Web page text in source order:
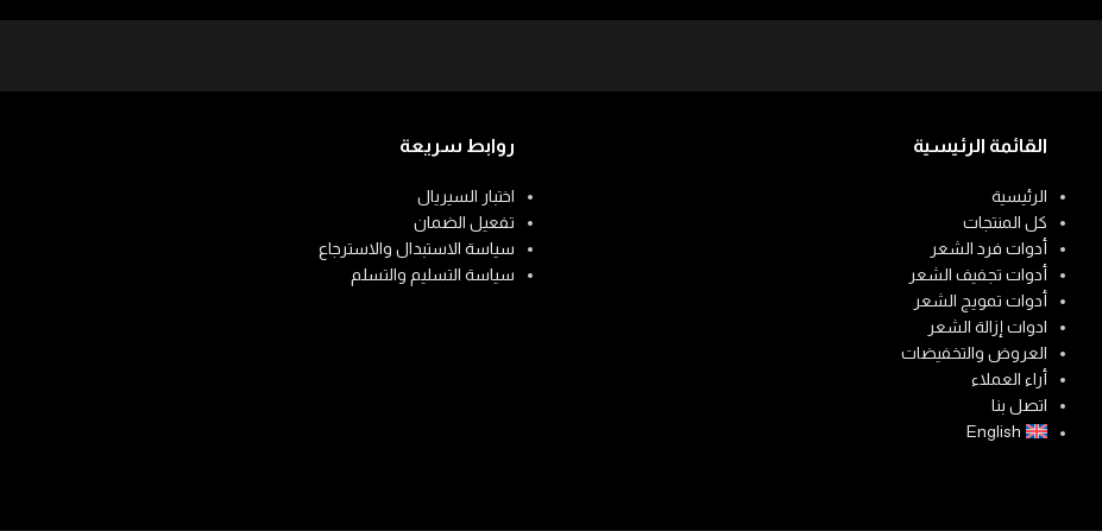
روابط سريعة
اختبار السيريال
تفعيل الضمان
سياسة الاستبدال والاسترجاع
سياسة التسليم والتسلم
القائمة الرئيسية
الرئيسية
كل المنتجات
أدوات فرد الشعر
أدوات تجفيف الشعر
أدوات تمويج الشعر
ادوات إزالة الشعر
العروض والتخفيضات
أراء العملاء
اتصل بنا
English